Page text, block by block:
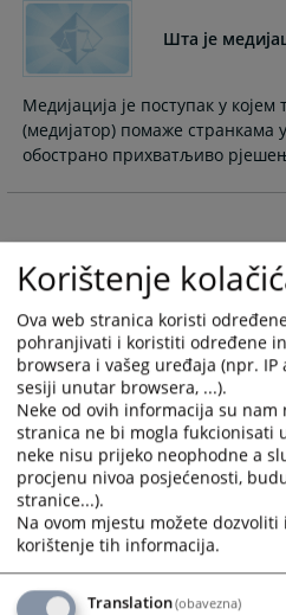
forward
interact
the
calendar
select
date.
Press
question
mark
key
to
get
the
keyboard
shortcuts
for
changing
dates.
to
the
calendar
and
select
date.
Press
mark
key
to
get
the
for
Шта је
Медијација је поступак у
(медијатор) помаже странкама
обострано прихватљиво
Korištenje
Ova web stranica koristi
pohranjivati i koristiti određene
browsera i vašeg uređaja (npr.
sesiji unutar browsera, ...).
Neke od ovih informacija su
stranica ne bi mogla fukcionisati
neke nisu prijeko neophodne a
procjenu nivoa posjećenosti,
stranice...).
Na ovom mjestu možete
korištenje tih informacija.
Translation(obavezna)